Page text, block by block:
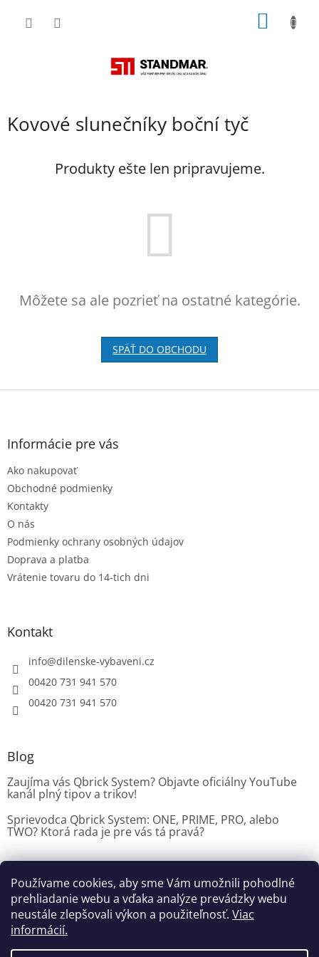
Používame cookies, aby sme Vám umožnili pohodlné
prehliadanie webu a vďaka analýze prevádzky webu
neustále zlepšovali výkon a použiteľnosť. Viac
informácií.
Kovové slunečníky boční tyč
Produkty ešte len pripravujeme.
Môžete sa ale pozrieť na ostatné kategórie.
SPÄŤ DO OBCHODU
Z
Informácie pre vás
Ako nakupovať
Obchodné podmienky
Kontakty
O nás
Podmienky ochrany osobných údajov
Doprava a platba
Vrátenie tovaru do 14-tich dni
Kontakt
info@dilenske-vybaveni.cz
00420 731 941 570
00420 731 941 570
Blog
Zaujíma vás Qbrick System? Objavte oficiálny YouTube
kanál plný tipov a trikov!
Sprievodca Qbrick System: ONE, PRIME, PRO, alebo
TWO? Ktorá rada je pre vás tá pravá?
Dílenské vybavení CZ